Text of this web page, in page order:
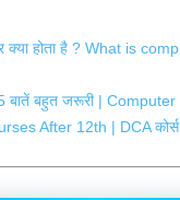
क्या होता है ? What is
बातें बहुत जरूरी |
After 12th | DCA कोर्स